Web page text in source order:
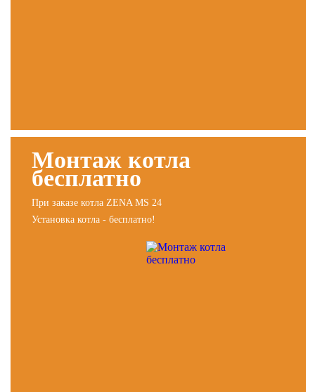
Монтаж котла
бесплатно
При заказе котла ZENA MS 24
Установка котла - бесплатно!